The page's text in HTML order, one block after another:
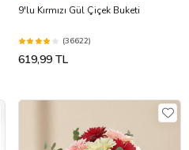
9'lu Kırmızı Gül Çiçek Buketi
(36622)
619,99 TL